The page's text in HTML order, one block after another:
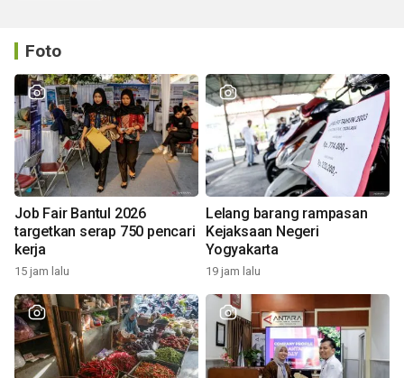
Foto
Job Fair Bantul 2026
targetkan serap 750 pencari
kerja
15 jam lalu
Lelang barang rampasan
Kejaksaan Negeri
Yogyakarta
19 jam lalu